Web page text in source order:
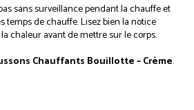
sans surveillance pendant la chauffe et
temps de chauffe. Lisez bien la notice
chaleur avant de mettre sur le corps.
Chauffants Bouillotte – Crème.